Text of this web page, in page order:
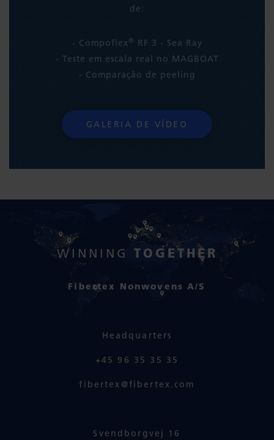
de:
- Compoflex® RF 3 - Sea Ray
- Teste em escala real no MAGBOAT
- Comparação de peeling
GALERIA DE VÍDEO
WINNING TOGETHER
Fibertex Nonwovens A/S
Headquarters
+45 96 35 35 35
fibertex@fibertex.com
Svendborgvej 16